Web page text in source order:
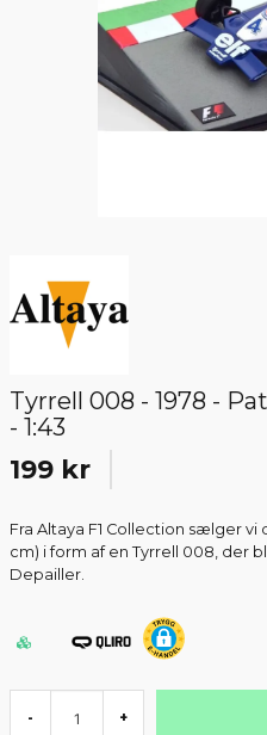
Tyrrell 008 - 1978 -
- 1:43
199 kr
Fra Altaya F1 Collection sælger vi
cm) i form af en Tyrrell 008, der
Depailler.
- +